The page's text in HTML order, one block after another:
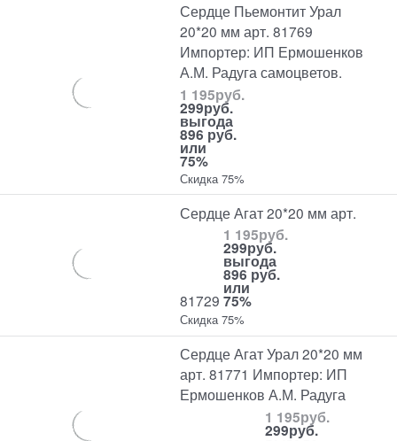
Сердце Пьемонтит Урал
20*20 мм арт. 81769
Импортер: ИП Ермошенков
А.М. Радуга самоцветов.
1 195руб.
299руб.
выгода
896 руб.
или
75%
Скидка 75%
Сердце Агат 20*20 мм арт.
81729
1 195руб.
299руб.
выгода
896 руб.
или
75%
Скидка 75%
Сердце Агат Урал 20*20 мм
арт. 81771 Импортер: ИП
Ермошенков А.М. Радуга
1 195руб.
299руб.